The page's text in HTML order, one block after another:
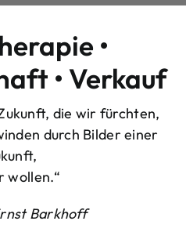
•
• Verkauf
die wir fürchten,
durch Bilder einer
wollen.“
Barkhoff